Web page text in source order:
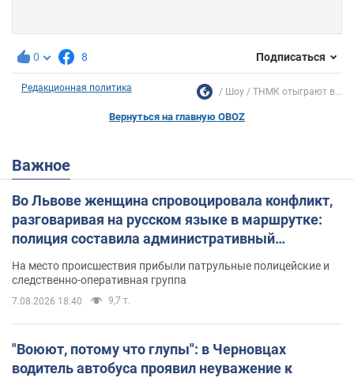
0 8 Подписаться
Редакционная политика Шоу ТНМК отыграют в...
Вернуться на главную OBOZ
Важное
Во Львове женщина спровоцировала конфликт,
разговаривая на русском языке в маршрутке:
полиция составила административный
На место происшествия прибыли патрульные полицейские и
следственно-оперативная группа
7.08.2026 18:40 9,7 т.
"Воюют, потому что глупы": в Черновцах
водитель автобуса проявил неуважение к